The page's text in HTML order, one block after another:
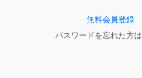
無料会員登録
パスワードを忘れた方は